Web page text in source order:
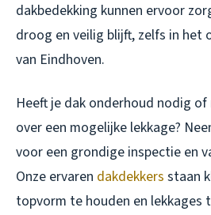
dakbedekking kunnen ervoor
droog en veilig blijft, zelfs in het
van Eindhoven.
Heeft je dak onderhoud nodig of
over een mogelijke lekkage?
voor een grondige inspectie en
Onze ervaren dakdekkers staan
topvorm te houden en lekkages